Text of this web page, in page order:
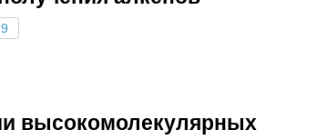
9
высокомолекулярных